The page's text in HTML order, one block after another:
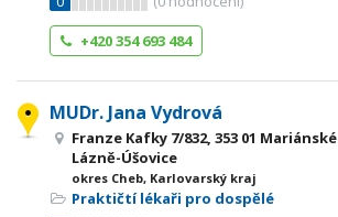
+420 354 693 484
MUDr. Jana Vydrová
Franze Kafky 7/832, 353 01 Mariánské
Lázně-Úšovice
okres Cheb, Karlovarský kraj
Praktičtí lékaři pro dospělé